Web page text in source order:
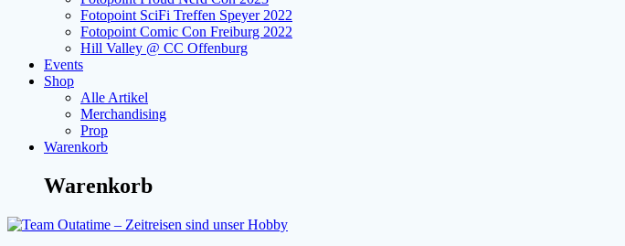
Fotopoint SciFi Treffen Speyer 2022
Fotopoint Comic Con Freiburg 2022
Hill Valley @ CC Offenburg
Events
Shop
Alle Artikel
Merchandising
Prop
Warenkorb
Warenkorb